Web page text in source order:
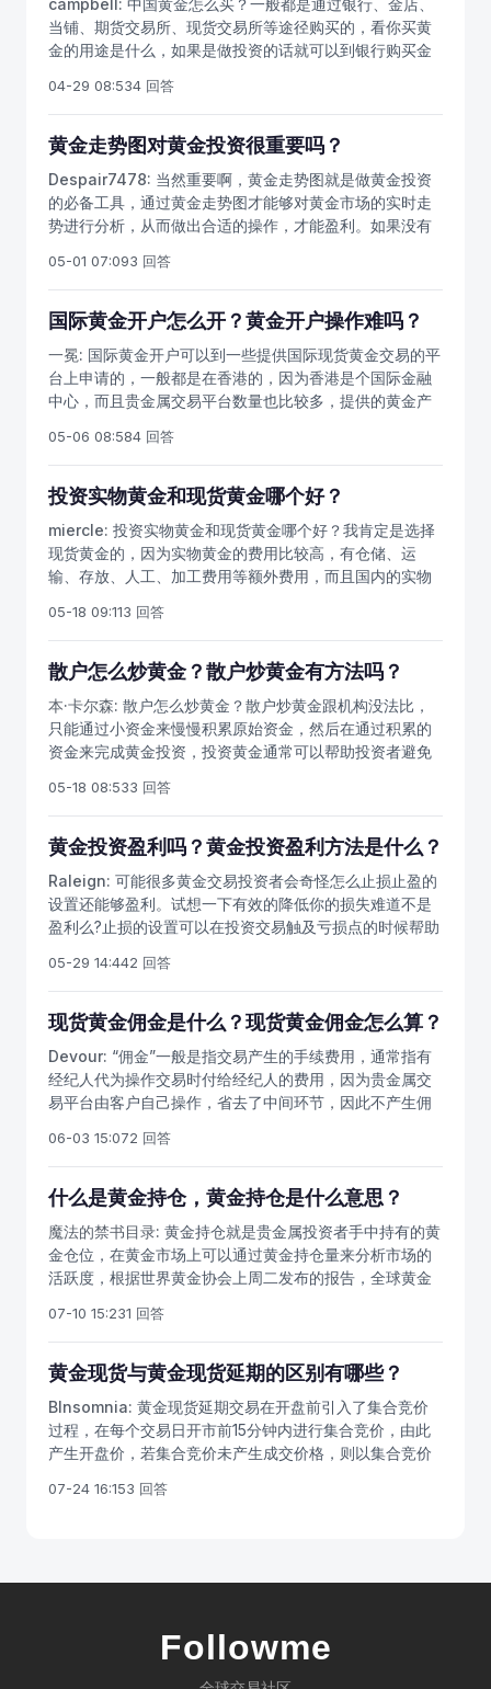
campbell: 中国黄金怎么买？一般都是通过银行、金店、
当铺、期货交易所、现货交易所等途径购买的，看你买黄
金的用途是什么，如果是做投资的话就可以到银行购买金
金，甚至还可以到证券交易所购买黄金基金，这些购买中
国黄金的方式都是比较常见的。
04-29 08:534 回答
黄金走势图对黄金投资很重要吗？
Despair7478: 当然重要啊，黄金走势图就是做黄金投资
的必备工具，通过黄金走势图才能够对黄金市场的实时走
势进行分析，从而做出合适的操作，才能盈利。如果没有
亏损的，因为盲目做单盈利的几率非常小。
05-01 07:093 回答
国际黄金开户怎么开？黄金开户操作难吗？
一冕: 国际黄金开户可以到一些提供国际现货黄金交易的平
台上申请的，一般都是在香港的，因为香港是个国际金融
中心，而且贵金属交易平台数量也比较多，提供的黄金产
会很难的，只需要你提供基本的信息和材料给平台审核，
审核通过后就能拿到账户密码了。
05-06 08:584 回答
投资实物黄金和现货黄金哪个好？
miercle: 投资实物黄金和现货黄金哪个好？我肯定是选择
现货黄金的，因为实物黄金的费用比较高，有仓储、运
输、存放、人工、加工费用等额外费用，而且国内的实物
开玩笑的，这也是能够影响到实物黄金价格的。
05-18 09:113 回答
散户怎么炒黄金？散户炒黄金有方法吗？
本·卡尔森: 散户怎么炒黄金？散户炒黄金跟机构没法比，
只能通过小资金来慢慢积累原始资金，然后在通过积累的
资金来完成黄金投资，投资黄金通常可以帮助投资者避免
所以散户炒黄金是完全可以的，技巧就要靠自己摸索了。
05-18 08:533 回答
黄金投资盈利吗？黄金投资盈利方法是什么？
Raleign: 可能很多黄金交易投资者会奇怪怎么止损止盈的
设置还能够盈利。试想一下有效的降低你的损失难道不是
盈利么?止损的设置可以在投资交易触及亏损点的时候帮助
损，避免亏损扩大。而止盈的设置可以在盈利的时候有效
的避免转盈为亏，让你保持盈利的状态，所以投资者一定
不能忽略这样监控风险的设置。
05-29 14:442 回答
现货黄金佣金是什么？现货黄金佣金怎么算？
Devour: “佣金”一般是指交易产生的手续费用，通常指有
经纪人代为操作交易时付给经纪人的费用，因为贵金属交
易平台由客户自己操作，省去了中间环节，因此不产生佣
绍生意所取得的酬金。又称牙佣、中佣、行佣。在商品交
易必须通过牙商的情况下，佣金是一种带有强制性的中间
剥削。佣金大多由卖方付给，也有由买卖双方分别付给
些地方是约定俗成的，形成了惯例。在炒黄金中，以香港
金银业贸易场内具有现货黄金（伦敦金）电子盘交易资格
的平台商来说，固定的佣金费用位50美金一标准手（一手
为1000美金）。佣金的收取为单向收取，对应的是0.1手佣
06-03 15:072 回答
什么是黄金持仓，黄金持仓是什么意思？
魔法的禁书目录: 黄金持仓就是贵金属投资者手中持有的黄
金仓位，在黄金市场上可以通过黄金持仓量来分析市场的
活跃度，根据世界黄金协会上周二发布的报告，全球黄金
127吨，相当于55亿美元的净流入。此外，全球黄金ETF资
产管理规模在六月上升了15%，至1150亿美元，是2012年
以来最高的月涨幅。
07-10 15:231 回答
黄金现货与黄金现货延期的区别有哪些？
BInsomnia: 黄金现货延期交易在开盘前引入了集合竞价
过程，在每个交易日开市前15分钟内进行集合竞价，由此
产生开盘价，若集合竞价未产生成交价格，则以集合竞价
引入了中立仓、延期补偿费机制满足交割需要，平抑供需
07-24 16:153 回答
Followme